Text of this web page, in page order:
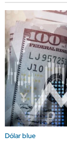
Dólar blue